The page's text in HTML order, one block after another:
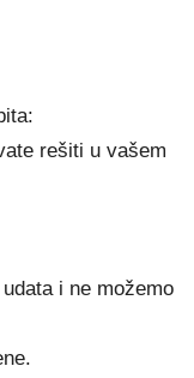
rešiti u vašem
i ne možemo